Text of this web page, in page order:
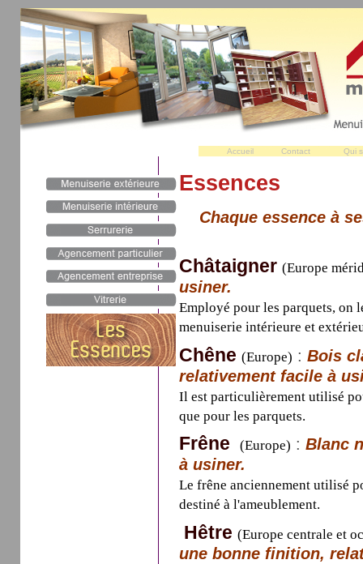
Accueil Contact Qui
Essences
Chaque essence à
Châtaigner (Europe
usiner.
Employé pour les parquets, on
menuiserie intérieure et
Chêne (Europe) : Bois
relativement facile à
Il est particulièrement utilisé
que pour les parquets.
Frêne (Europe) : Blanc
à usiner.
Le frêne anciennement utilisé
destiné à l'ameublement.
Hêtre (Europe centrale et
une bonne finition,